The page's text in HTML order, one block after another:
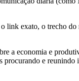
link exato, o trecho
a economia e
e reunindo